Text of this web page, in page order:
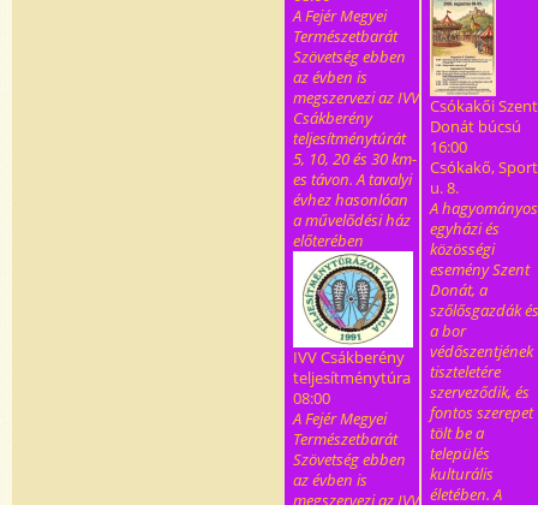
A Fejér Megyei
Természetbarát
Szövetség ebben
az évben is
megszervezi az IVV
Csákberény
teljesítménytúrát
5, 10, 20 és 30 km-
es távon. A tavalyi
évhez hasonlóan
a művelődési ház
előterében
IVV Csákberény
teljesítménytúra
08:00
A Fejér Megyei
Természetbarát
Szövetség ebben
az évben is
megszervezi az IVV
Csókakői Szent
Donát búcsú
16:00
Csókakő, Sport
u. 8.
A hagyományos
egyházi és
közösségi
esemény Szent
Donát, a
szőlősgazdák és
a bor
védőszentjének
tiszteletére
szerveződik, és
fontos szerepet
tölt be a
település
kulturális
életében. A